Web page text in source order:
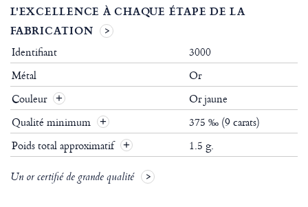
L'EXCELLENCE À CHAQUE ÉTAPE DE LA
FABRICATION
Identifiant
3000
Métal
Or
Couleur
Or jaune
Qualité minimum
375 ‰ (9 carats)
Poids total approximatif
1.5 g.
Un or certifié de grande qualité